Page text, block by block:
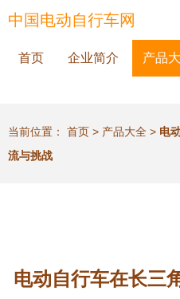
中国电动自行车网
首页 企业简介 产品
当前位置： 首页 > 产品大全 > 电
流与挑战
电动自行车在长三